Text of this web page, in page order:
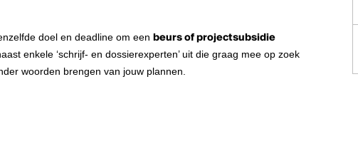
doel en deadline om een beurs of projectsubsidie
enkele ‘schrijf- en dossierexperten’ uit die graag mee op zoek
woorden brengen van jouw plannen.